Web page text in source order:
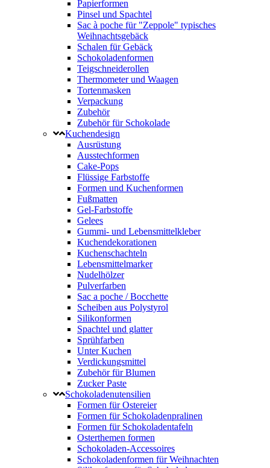
Papierformen
Pinsel und Spachtel
Sac à poche für "Zeppole" typisches
Weihnachtsgebäck
Schalen für Gebäck
Schokoladenformen
Teigschneiderollen
Thermometer und Waagen
Tortenmasken
Verpackung
Zubehör
Zubehör für Schokolade
Kuchendesign
Ausrüstung
Ausstechformen
Cake-Pops
Flüssige Farbstoffe
Formen und Kuchenformen
Fußmatten
Gel-Farbstoffe
Gelees
Gummi- und Lebensmittelkleber
Kuchendekorationen
Kuchenschachteln
Lebensmittelmarker
Nudelhölzer
Pulverfarben
Sac a poche / Bocchette
Scheiben aus Polystyrol
Silikonformen
Spachtel und glatter
Sprühfarben
Unter Kuchen
Verdickungsmittel
Zubehör für Blumen
Zucker Paste
Schokoladenutensilien
Formen für Ostereier
Formen für Schokoladenpralinen
Formen für Schokoladentafeln
Osterthemen formen
Schokoladen-Accessoires
Schokoladenformen für Weihnachten